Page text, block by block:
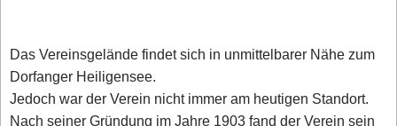
Das Vereinsgelände findet sich in unmittelbarer Nähe zum
Dorfanger Heiligensee.
Jedoch war der Verein nicht immer am heutigen Standort.
Nach seiner Gründung im Jahre 1903 fand der Verein sein